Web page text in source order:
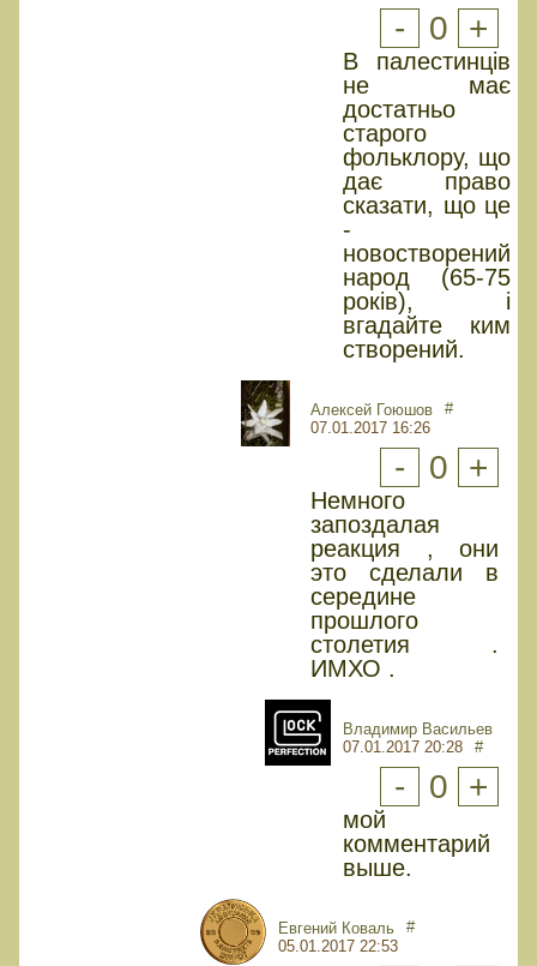
- 0 +
В палестинців
не має
достатньо
старого
фольклору, що
дає право
сказати, що це
-
новостворений
народ (65-75
років), і
вгадайте ким
створений.
Алексей Гоюшов
07.01.2017 16:26
#
- 0 +
Немного
запоздалая
реакция , они
это сделали в
середине
прошлого
столетия .
ИМХО .
Владимир Васильев
07.01.2017 20:28
#
- 0 +
мой
комментарий
выше.
Евгений Коваль
05.01.2017 22:53
#